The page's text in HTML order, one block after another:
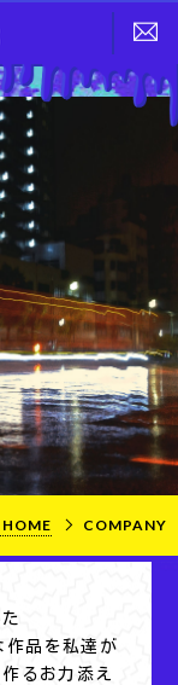
HOME COMPANY
品を私達が
るお力添え